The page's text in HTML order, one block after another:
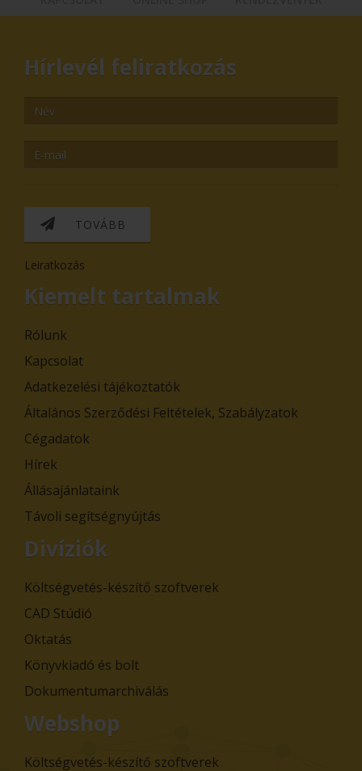
Hírlevél feliratkozás
TOVÁBB
Leiratkozás
Kiemelt tartalmak
Rólunk
Kapcsolat
Adatkezelési tájékoztatók
Általános Szerződési Feltételek, Szabályzatok
Cégadatok
Hírek
Állásajánlataink
Távoli segítségnyújtás
Divíziók
Költségvetés-készítő szoftverek
CAD Stúdió
Oktatás
Könyvkiadó és bolt
Dokumentumarchiválás
Webshop
Költségvetés-készítő szoftverek